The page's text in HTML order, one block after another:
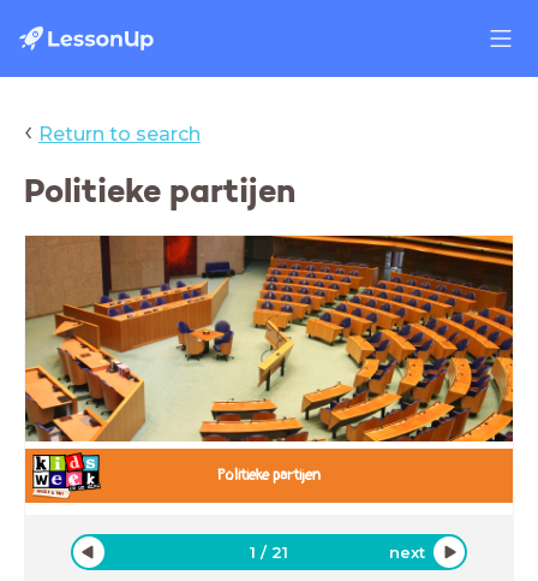
‹ Return to search
Politieke partijen
. Politieke partijen
1 /21 next